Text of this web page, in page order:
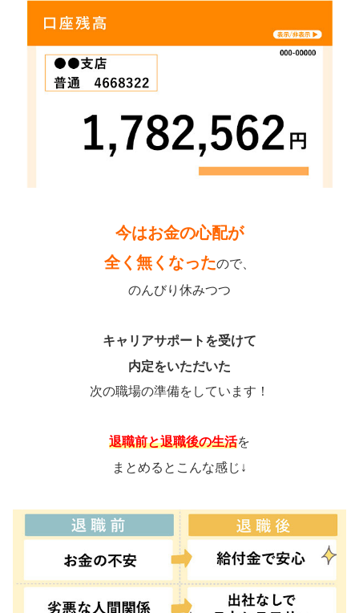
今はお金の心配が
全く無くなったので、
のんびり休みつつ
キャリアサポートを受けて
内定をいただいた
次の職場の準備をしています！
退職前と退職後の生活を
まとめるとこんな感じ↓